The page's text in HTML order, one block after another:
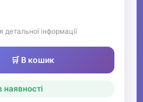
детальної інформації
🛒 В кошик
наявності